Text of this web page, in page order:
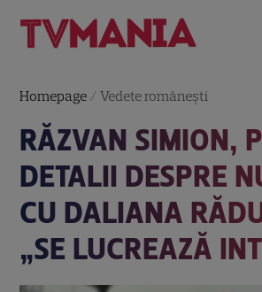
Homepage /Vedete româneşti
RĂZVAN SIMION,
DETALII DESPRE
CU DALIANA
„SE LUCREAZĂ